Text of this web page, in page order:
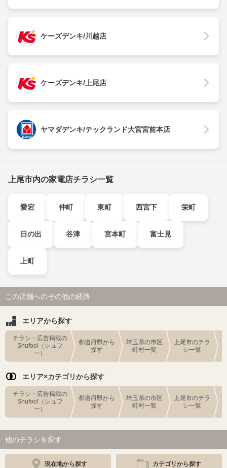
ケーズデンキ/川越店
ケーズデンキ/上尾店
ヤマダデンキ/テックランド大宮宮前本店
上尾市内の家電店チラシ一覧
愛宕 仲町 東町 西宮下 栄町
日の出 谷津 宮本町 富士見
上町
この店舗へのその他の経路
エリアから探す
チラシ・広告掲載の
Shufoo!（シュフ
ー）
都道府県から
探す
埼玉県の市区
町村一覧
上尾市のチラ
シ一覧
エリア×カテゴリから探す
チラシ・広告掲載の
Shufoo!（シュフ
ー）
都道府県から
探す
埼玉県の市区
町村一覧
上尾市のチラ
シ一覧
他のチラシを探す
現在地から探す カテゴリから探す